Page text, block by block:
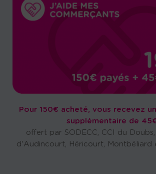
Pour 150€ acheté, vous recevez
supplémentaire de
offert par SODECC, CCI du
d'Audincourt, Héricourt, Montbéliard